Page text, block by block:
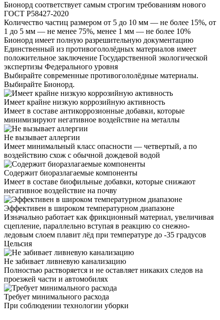
Бионорд соответствует самым строгим требованиям нового
ГОСТ Р58427-2020
Количество частиц размером от 5 до 10 мм — не более 15%, от
1 до 5 мм — не менее 75%, менее 1 мм — не более 10%
Бионорд имеет полную разрешительную документацию
Единственный из противогололёдных материалов имеет
положительное заключение Государственной экологической
экспертизы Федерального уровня
Выбирайте современные противогололёдные материалы.
Выбирайте Бионорд.
Имеет крайне низкую коррозийную активность
Имеет в составе антикоррозионные добавки, которые
минимизируют негативное воздействие на металлы
Не вызывает аллергии
Имеет минимальный класс опасности — четвертый, а по
воздействию схож с обычной дождевой водой
Содержит биоразлагаемые компоненты
Имеет в составе биофильные добавки, которые снижают
негативное воздействие на почву
Эффективен в широком температурном диапазоне
Изначально работает как фрикционный материал, увеличивая
сцепление, параллельно вступая в реакцию со снежно-
ледовым слоем плавит лёд при температуре до -35 градусов
Цельсия
Не забивает ливневую канализацию
Полностью растворяется и не оставляет никаких следов на
проезжей части и автомобилях
Требует минимального расхода
При соблюдении технологии уборки